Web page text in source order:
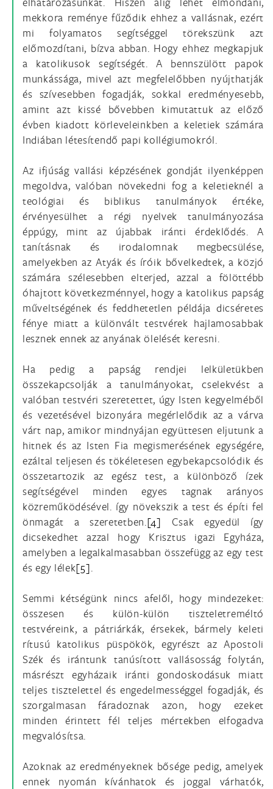
mekkora reménye fűződik ehhez a vallásnak, ezért
mi folyamatos segítséggel törekszünk azt
előmozdítani, bízva abban. Hogy ehhez megkapjuk
a katolikusok segítségét. A bennszülött papok
munkássága, mivel azt megfelelőbben nyújthatják
és szívesebben fogadják, sokkal eredményesebb,
amint azt kissé bővebben kimutattuk az előző
évben kiadott körleveleinkben a keletiek számára
Indiában létesítendő papi kollégiumokról.
Az ifjúság vallási képzésének gondját ilyenképpen
megoldva, valóban növekedni fog a keletieknél a
teológiai és biblikus tanulmányok értéke,
érvényesülhet a régi nyelvek tanulmányozása
éppúgy, mint az újabbak iránti érdeklődés. A
tanításnak és irodalomnak megbecsülése,
amelyekben az Atyák és íróik bővelkedtek, a közjó
számára szélesebben elterjed, azzal a fölöttébb
óhajtott következménnyel, hogy a katolikus papság
műveltségének és feddhetetlen példája dicséretes
fénye miatt a különvált testvérek hajlamosabbak
lesznek ennek az anyának ölelését keresni.
Ha pedig a papság rendjei lelkületükben
összekapcsolják a tanulmányokat, cselekvést a
valóban testvéri szeretettet, úgy Isten kegyelméből
és vezetésével bizonyára megérlelődik az a várva
várt nap, amikor mindnyájan együttesen eljutunk a
hitnek és az Isten Fia megismerésének egységére,
ezáltal teljesen és tökéletesen egybekapcsolódik és
összetartozik az egész test, a különböző ízek
segítségével minden egyes tagnak arányos
közreműködésével. így növekszik a test és építi fel
önmagát a szeretetben.[4] Csak egyedül így
dicsekedhet azzal hogy Krisztus igazi Egyháza,
amelyben a legalkalmasabban összefügg az egy test
és egy lélek[5].
Semmi kétségünk nincs afelől, hogy mindezeket:
összesen és külön-külön tiszteletreméltó
testvéreink, a pátriárkák, érsekek, bármely keleti
rítusú katolikus püspökök, egyrészt az Apostoli
Szék és irántunk tanúsított vallásosság folytán,
másrészt egyházaik iránti gondoskodásuk miatt
teljes tisztelettel és engedelmességgel fogadják, és
szorgalmasan fáradoznak azon, hogy ezeket
minden érintett fél teljes mértekben elfogadva
megvalósítsa.
Azoknak az eredményeknek bősége pedig, amelyek
ennek nyomán kívánhatok és joggal várhatók,